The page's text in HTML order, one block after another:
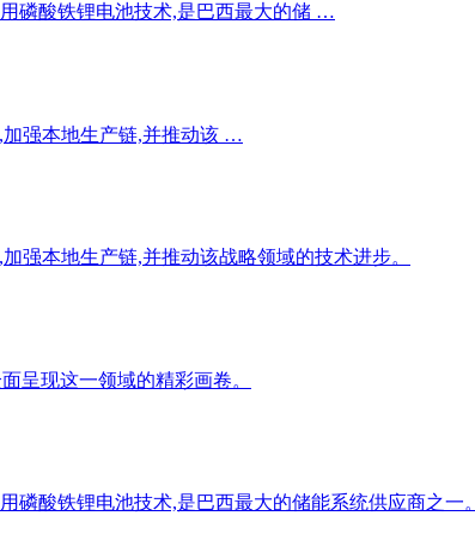
磷酸铁锂电池技术,是巴西最大的储 …
加强本地生产链,并推动该 …
强本地生产链,并推动该战略领域的技术进步。
呈现这一领域的精彩画卷。
磷酸铁锂电池技术,是巴西最大的储能系统供应商之一。